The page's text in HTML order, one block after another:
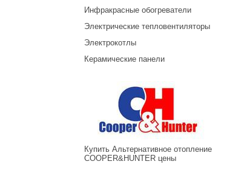
Инфракрасные обогреватели
Электрические тепловентиляторы
Электрокотлы
Керамические панели
Купить Альтернативное отопление
COOPER&HUNTER цены